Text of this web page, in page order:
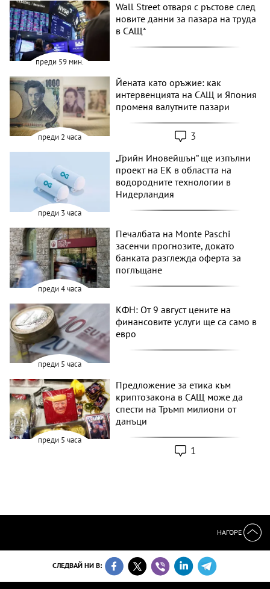
преди 59 мин.
Wall Street отваря с ръстове след
новите данни за пазара на труда
в САЩ*
преди 2 часа
Йената като оръжие: как
интервенцията на САЩ и Япония
променя валутните пазари
3
преди 3 часа
„Грийн Иновейшън“ ще изпълни
проект на ЕК в областта на
водородните технологии в
Нидерландия
преди 4 часа
Печалбата на Monte Paschi
засенчи прогнозите, докато
банката разглежда оферта за
поглъщане
преди 5 часа
КФН: От 9 август цените на
финансовите услуги ще са само в
евро
преди 5 часа
Предложение за етика към
криптозакона в САЩ може да
спести на Тръмп милиони от
данъци
1
НАГОРЕ
СЛЕДВАЙ НИ В: